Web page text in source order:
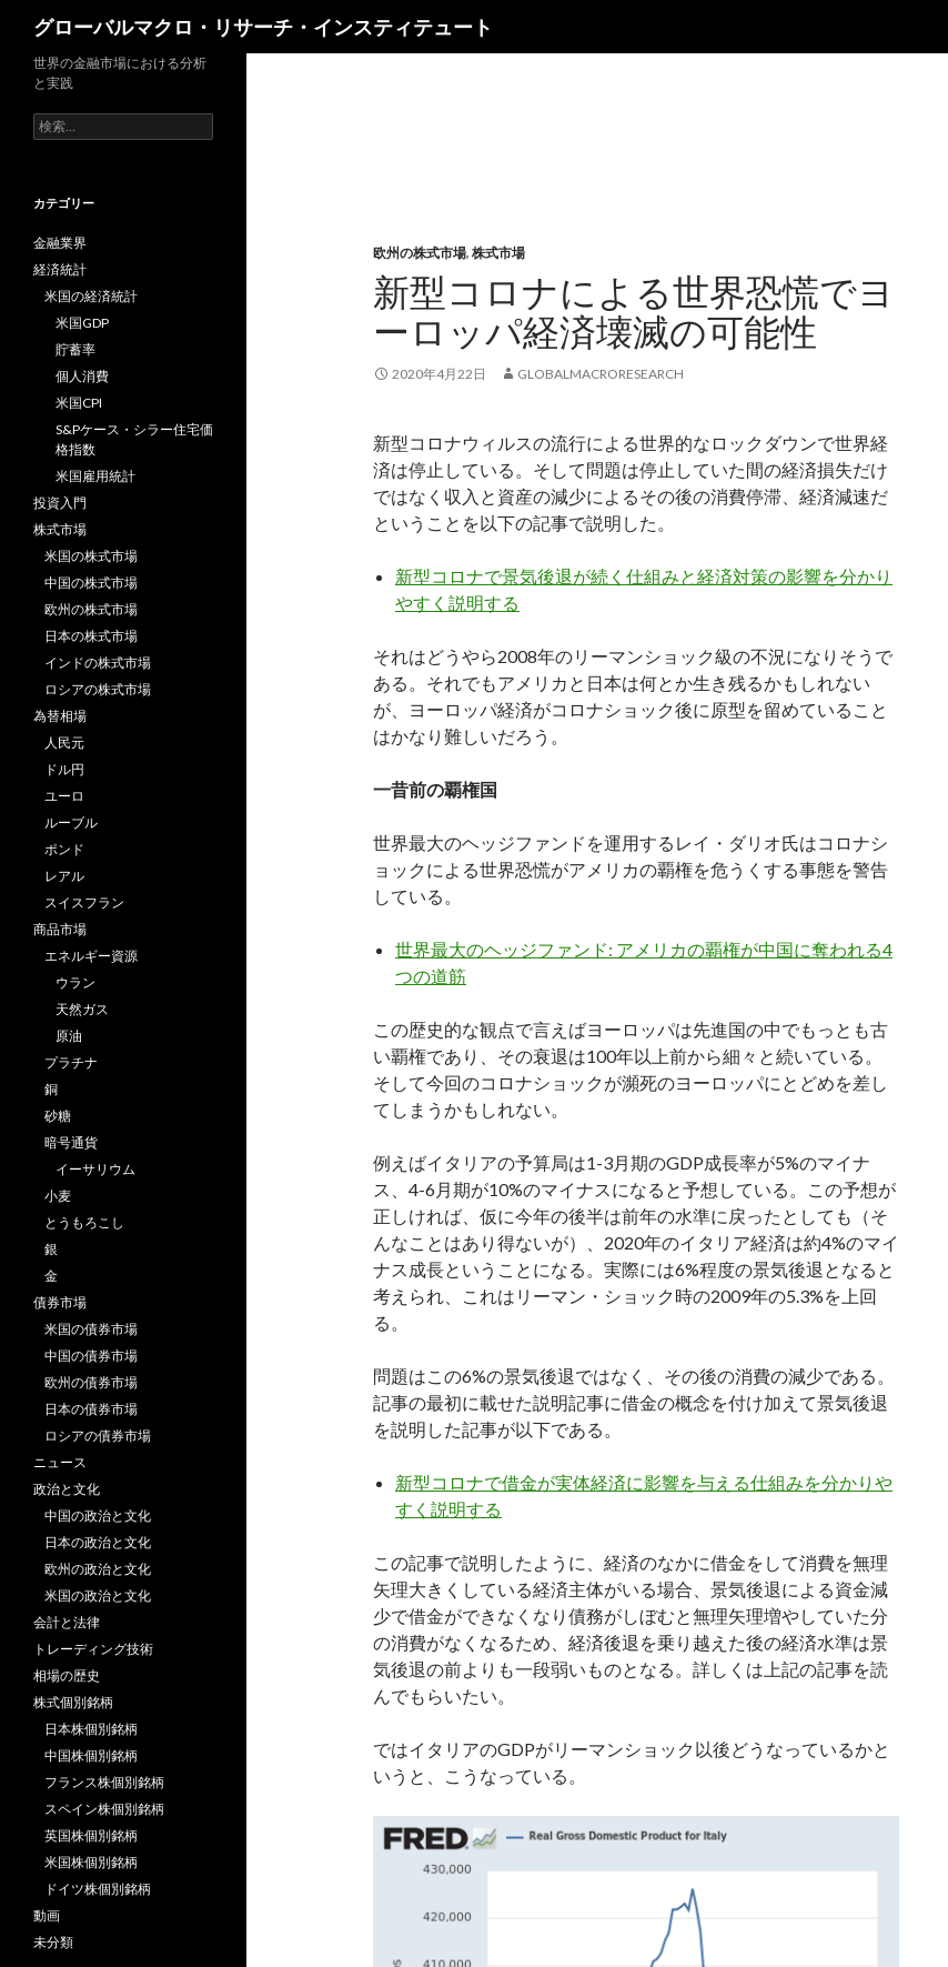
グローバルマクロ・リサーチ・インスティテュート
欧州の株式市場, 株式市場
新型コロナによる世界恐慌でヨ
ーロッパ経済壊滅の可能性
2020年4月22日 GLOBALMACRORESEARCH
新型コロナウィルスの流行による世界的なロックダウンで世界経
済は停止している。そして問題は停止していた間の経済損失だけ
ではなく収入と資産の減少によるその後の消費停滞、経済減速だ
ということを以下の記事で説明した。
新型コロナで景気後退が続く仕組みと経済対策の影響を分かり
やすく説明する
それはどうやら2008年のリーマンショック級の不況になりそうで
ある。それでもアメリカと日本は何とか生き残るかもしれない
が、ヨーロッパ経済がコロナショック後に原型を留めていること
はかなり難しいだろう。
一昔前の覇権国
世界最大のヘッジファンドを運用するレイ・ダリオ氏はコロナシ
ョックによる世界恐慌がアメリカの覇権を危うくする事態を警告
している。
世界最大のヘッジファンド: アメリカの覇権が中国に奪われる4
つの道筋
この歴史的な観点で言えばヨーロッパは先進国の中でもっとも古
い覇権であり、その衰退は100年以上前から細々と続いている。
そして今回のコロナショックが瀕死のヨーロッパにとどめを差し
てしまうかもしれない。
例えばイタリアの予算局は1-3月期のGDP成長率が5%のマイナ
ス、4-6月期が10%のマイナスになると予想している。この予想が
正しければ、仮に今年の後半は前年の水準に戻ったとしても（そ
んなことはあり得ないが）、2020年のイタリア経済は約4%のマイ
ナス成長ということになる。実際には6%程度の景気後退となると
考えられ、これはリーマン・ショック時の2009年の5.3%を上回
る。
問題はこの6%の景気後退ではなく、その後の消費の減少である。
記事の最初に載せた説明記事に借金の概念を付け加えて景気後退
を説明した記事が以下である。
新型コロナで借金が実体経済に影響を与える仕組みを分かりや
すく説明する
この記事で説明したように、経済のなかに借金をして消費を無理
矢理大きくしている経済主体がいる場合、景気後退による資金減
少で借金ができなくなり債務がしぼむと無理矢理増やしていた分
の消費がなくなるため、経済後退を乗り越えた後の経済水準は景
気後退の前よりも一段弱いものとなる。詳しくは上記の記事を読
んでもらいたい。
ではイタリアのGDPがリーマンショック以後どうなっているかと
いうと、こうなっている。
世界の金融市場における分析
と実践
検
索:
カテゴリー
金融業界
経済統計
米国の経済統計
米国GDP
貯蓄率
個人消費
米国CPI
S&Pケース・シラー住宅価
格指数
米国雇用統計
投資入門
株式市場
米国の株式市場
中国の株式市場
欧州の株式市場
日本の株式市場
インドの株式市場
ロシアの株式市場
為替相場
人民元
ドル円
ユーロ
ルーブル
ポンド
レアル
スイスフラン
商品市場
エネルギー資源
ウラン
天然ガス
原油
プラチナ
銅
砂糖
暗号通貨
イーサリウム
小麦
とうもろこし
銀
金
債券市場
米国の債券市場
中国の債券市場
欧州の債券市場
日本の債券市場
ロシアの債券市場
ニュース
政治と文化
中国の政治と文化
日本の政治と文化
欧州の政治と文化
米国の政治と文化
会計と法律
トレーディング技術
相場の歴史
株式個別銘柄
日本株個別銘柄
中国株個別銘柄
フランス株個別銘柄
スペイン株個別銘柄
英国株個別銘柄
米国株個別銘柄
ドイツ株個別銘柄
動画
未分類